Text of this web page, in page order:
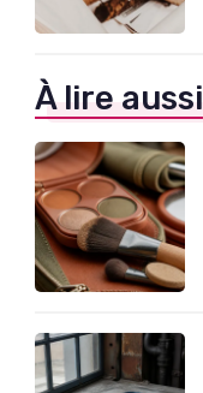
À lire aussi